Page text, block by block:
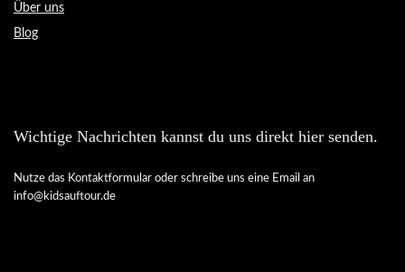
Über uns
Blog
Wichtige Nachrichten kannst du uns direkt hier senden.
Nutze das Kontaktformular oder schreibe uns eine Email an
info@kidsauftour.de